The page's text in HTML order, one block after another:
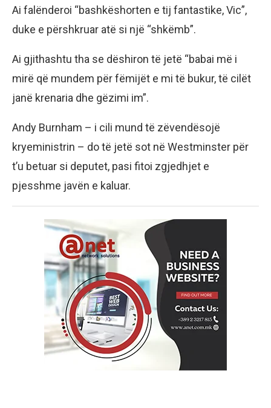
Ai falënderoi “bashkëshorten e tij fantastike, Vic”,
duke e përshkruar atë si një “shkëmb”.
Ai gjithashtu tha se dëshiron të jetë “babai më i
mirë që mundem për fëmijët e mi të bukur, të cilët
janë krenaria dhe gëzimi im”.
Andy Burnham – i cili mund të zëvendësojë
kryeministrin – do të jetë sot në Westminster për
t’u betuar si deputet, pasi fitoi zgjedhjet e
pjesshme javën e kaluar.